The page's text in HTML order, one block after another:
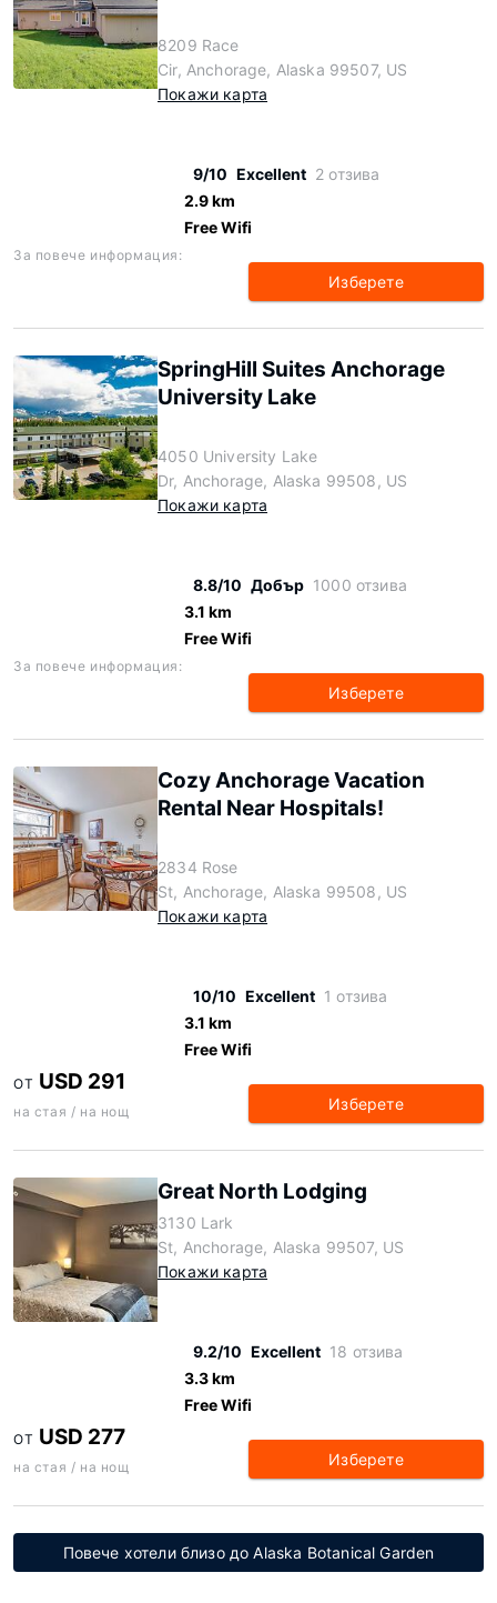
8209 Race
Cir, Anchorage, Alaska 99507, US
Покажи карта
9/10 Excellent 2 отзива
2.9 km
Free Wifi
За повече информация:
Изберете
SpringHill Suites Anchorage
University Lake
4050 University Lake
Dr, Anchorage, Alaska 99508, US
Покажи карта
8.8/10 Добър 1000 отзива
3.1 km
Free Wifi
За повече информация:
Изберете
Cozy Anchorage Vacation
Rental Near Hospitals!
2834 Rose
St, Anchorage, Alaska 99508, US
Покажи карта
10/10 Excellent 1 отзива
3.1 km
Free Wifi
ОТ USD 291
на стая / на нощ Изберете
Great North Lodging
3130 Lark
St, Anchorage, Alaska 99507, US
Покажи карта
9.2/10 Excellent 18 отзива
3.3 km
Free Wifi
ОТ USD 277
на стая / на нощ Изберете
Повече хотели близо до Alaska Botanical Garden